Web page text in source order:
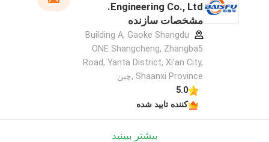
Engineering Co., Ltd.
مشخصات سازنده
Building A, Gaoke Shangdu
ONE Shangcheng, Zhangba5
Road, Yanta District, Xi'an City,
Shaanxi Province ,چین
5.0
کننده تایید شده
بیشتر ببینید